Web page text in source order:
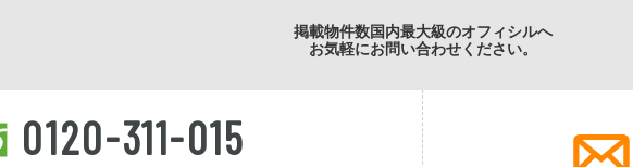
掲載物件数国内最大級のオフィシルへ
お気軽にお問い合わせください。
0120-311-015